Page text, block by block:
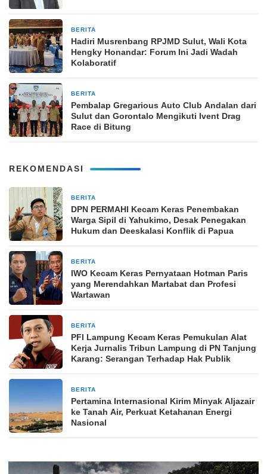
BERITA
Hadiri Musrenbang RPJMD Sulut, Wali Kota
Hengky Honandar: Forum Ini Jadi Wadah
Kolaboratif
BERITA
Pembalap Gregarious Auto Club Andalan dari
Sulut dan Gorontalo Mengikuti Ivent Drag
Race di Bitung
REKOMENDASI
BERITA
DPN PERMAHI Kecam Keras Penembakan
Warga Sipil di Yahukimo, Desak Penegakan
Hukum dan Deeskalasi Konflik di Papua
BERITA
IWO Kecam Keras Pernyataan Hotman Paris
yang Merendahkan Martabat dan Profesi
Wartawan
BERITA
PFI Lampung Kecam Keras Pemukulan Alat
Kerja Jurnalis Tribun Lampung di PN Tanjung
Karang: Serangan Terhadap Hak Publik
BERITA
Pertamina Internasional Kirim Minyak Aljazair
ke Tanah Air, Perkuat Ketahanan Energi
Nasional